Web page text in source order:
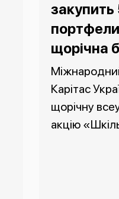
щорічна
Карітас
щорічну
акцію